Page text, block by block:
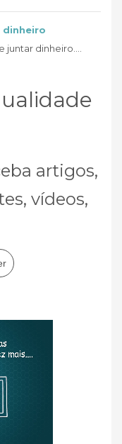
dinheiro
juntar dinheiro....
artigos,
vídeos,